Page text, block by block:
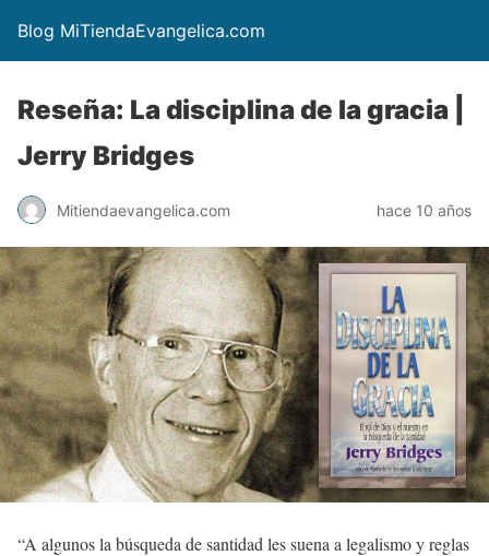
Blog MiTiendaEvangelica.com
Reseña: La disciplina de la gracia |
Jerry Bridges
Mitiendaevangelica.com hace 10 años
“A algunos la búsqueda de santidad les suena a legalismo y reglas